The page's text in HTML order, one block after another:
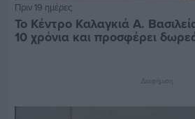
Πριν 19 ημέρες
Το Κέντρο Καλαγκιά Α.
10 χρόνια και προσφέρει
Διαφήμιση